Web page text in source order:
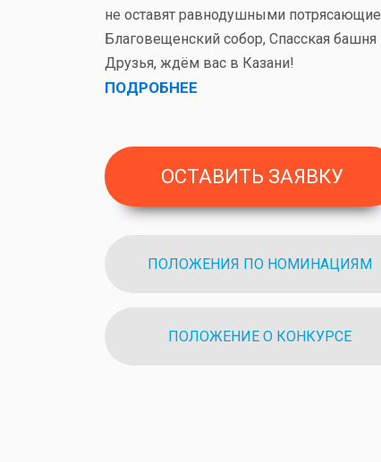
не оставят равнодушными
Благовещенский собор, Спасская башня
Друзья, ждём вас в Казани!
ПОДРОБНЕЕ
ОСТАВИТЬ ЗАЯВКУ
ПОЛОЖЕНИЯ ПО НОМИНАЦИЯМ
ПОЛОЖЕНИЕ О КОНКУРСЕ